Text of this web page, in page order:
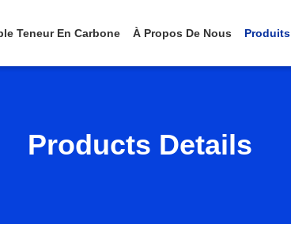
Teneur En Carbone À Propos De Nous Produits
Products Details